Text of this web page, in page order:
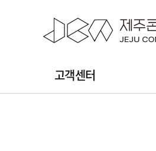
고객센터